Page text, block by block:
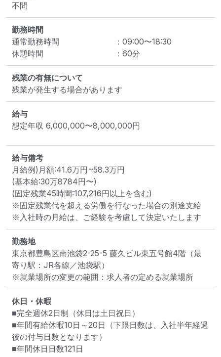
不問
勤務時間
通常勤務時間
： 09:00〜18:30
休憩時間
： 60分
残業の有無について
残業が発生する場合があります
給与
想定年収 6,000,000〜8,000,000円
給与備考
月給例)月額:41.6万円~58.3万円
(基本給:30万8784円〜)
(固定残業45時間:107,216円以上を含む)
※固定残業代を超える労働を行なった場合の別途支給
※入社時の月給は、ご経験を考慮して決定いたします
勤務地
東京都豊島区南池袋2-25-5 藤久ビル東五号館4階 （最
寄り駅：JR各線／池袋駅）
※就業場所の変更の範囲：求人者の定める就業場所
休日・休暇
■完全週休2日制（休日は土日祝日）
■年間有給休暇10日～20日（下限日数は、入社半年経過
後の付与日数となります）
■年間休日日数121日